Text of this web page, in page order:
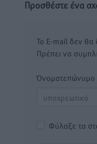
Προσθέστε ένα
Το E-mail δεν θα
Πρέπει να
Όνοματεπώνυμο
Φύλαξε τα